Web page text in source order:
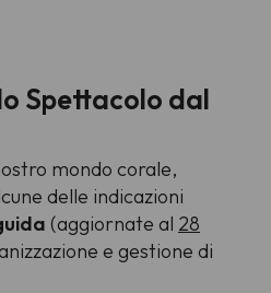
Spettacolo dal
mondo corale,
delle indicazioni
(aggiornate al 28
e gestione di